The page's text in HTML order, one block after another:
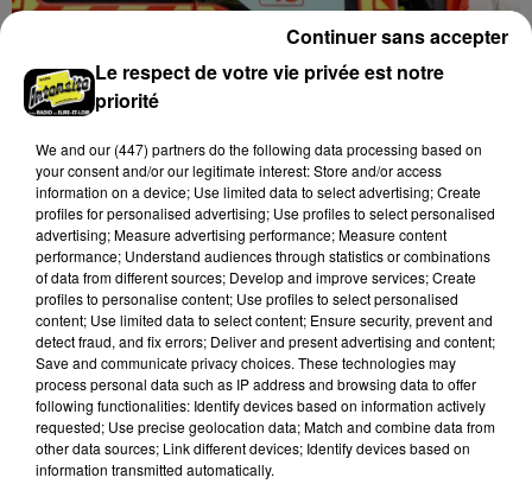
Barjouville : quatre blessés légers dans un
accident impliquant...
La circulation a été fortement perturbée ce samedi
après-midi sur la D910 à hauteur de Barjouville à la
suite d'une collision entre trois véhicules. Quatre...
Nottonville : un feu de cabanon de jardin
mobilise 13 sapeurs-pompiers
Un incendie s'est déclaré en début d'après-midi 8
Le respect de votre vie privée est notre
priorité
We and our (447) partnersdo the following data processing based on
your consent and/or our legitimate interest: Store and/or access
information on a device; Use limited data to select advertising; Create
profiles for personalised advertising; Use profiles to select personalised
advertising; Measure advertising performance; Measure content
performance; Understand audiences through statistics or combinations
of data from different sources; Develop and improve services; Create
profiles to personalise content; Use profiles to select personalised
content; Use limited data to select content; Ensure security, prevent and
detect fraud, and fix errors; Deliver and present advertising and content;
Save and communicate privacy choices. These technologies may
process personal data such as IP address and browsing data to offer
following functionalities: Identify devices based on information actively
requested; Use precise geolocation data; Match and combine data from
other data sources; Link different devices; Identify devices based on
information transmitted automatically.
Continuer sans accepter